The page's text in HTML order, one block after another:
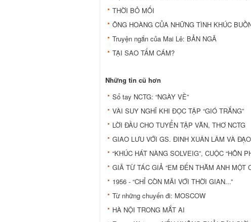
THỜI BỎ MỐI
ÔNG HOÀNG CỦA NHỮNG TÌNH KHÚC
Truyện ngắn của Mai Lê: BẢN NGÃ
TẠI SAO TẤM CÁM?
Những tin cũ hơn
Sổ tay NCTG: “NGÀY VỀ”
VÀI SUY NGHĨ KHI ĐỌC TẬP “GIÓ TRẮNG”
LỜI ĐẦU CHO TUYỂN TẬP VĂN, THƠ NCTG
GIAO LƯU VỚI GS. ĐINH XUÂN LÂM VÀ
“KHÚC HÁT NÀNG SOLVEIG”, CUỘC “HÔN
GIÃ TỪ TÁC GIẢ “EM ĐẾN THĂM ANH MỘT
1956 - “CHỈ CÒN MÃI VỚI THỜI GIAN...”
Từ những chuyến đi: MOSCOW
HÀ NỘI TRONG MẮT AI